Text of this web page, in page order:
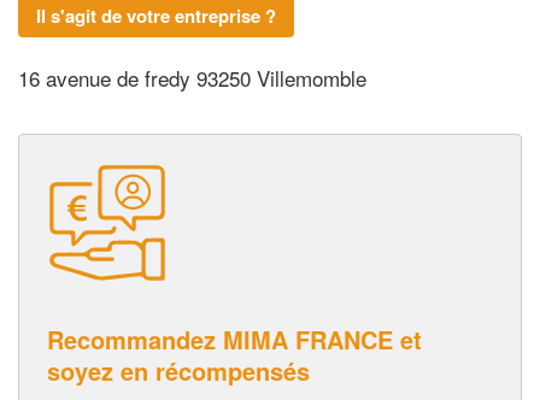
Il s'agit de votre entreprise ?
16 avenue de fredy 93250 Villemomble
Recommandez MIMA FRANCE et
soyez en récompensés